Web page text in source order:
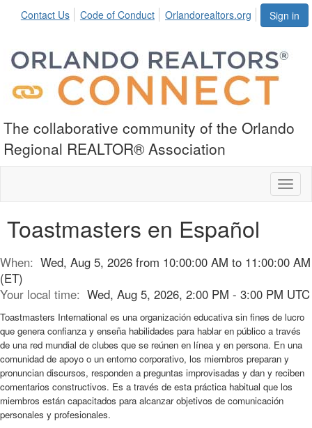
Sign in
Contact Us Code of Conduct Orlandorealtors.org
The collaborative community of the Orlando
Regional REALTOR® Association
Toastmasters en Español
When: Wed, Aug 5, 2026 from 10:00:00 AM to 11:00:00 AM
(ET)
Your local time: Wed, Aug 5, 2026, 2:00 PM - 3:00 PM UTC
Toastmasters International es una organización educativa sin fines de lucro
que genera confianza y enseña habilidades para hablar en público a través
de una red mundial de clubes que se reúnen en línea y en persona. En una
comunidad de apoyo o un entorno corporativo, los miembros preparan y
pronuncian discursos, responden a preguntas improvisadas y dan y reciben
comentarios constructivos. Es a través de esta práctica habitual que los
miembros están capacitados para alcanzar objetivos de comunicación
personales y profesionales.